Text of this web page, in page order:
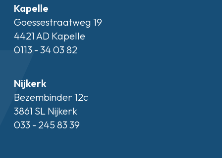
Kapelle
Goessestraatweg 19
4421 AD Kapelle
0113 - 34 03 82
Nijkerk
Bezembinder 12c
3861 SL Nijkerk
033 - 245 83 39